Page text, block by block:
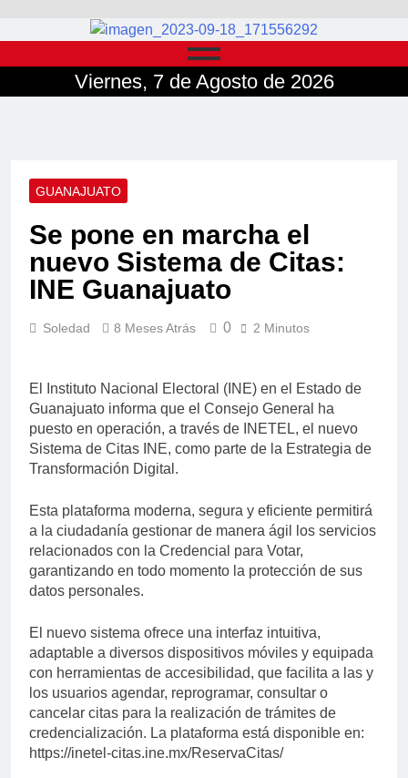
Viernes, 7 de Agosto de 2026
GUANAJUATO
Se pone en marcha el
nuevo Sistema de Citas:
INE Guanajuato
Soledad 8 Meses Atrás 0 2 Minutos
El Instituto Nacional Electoral (INE) en el Estado de
Guanajuato informa que el Consejo General ha
puesto en operación, a través de INETEL, el nuevo
Sistema de Citas INE, como parte de la Estrategia de
Transformación Digital.
Esta plataforma moderna, segura y eficiente permitirá
a la ciudadanía gestionar de manera ágil los servicios
relacionados con la Credencial para Votar,
garantizando en todo momento la protección de sus
datos personales.
El nuevo sistema ofrece una interfaz intuitiva,
adaptable a diversos dispositivos móviles y equipada
con herramientas de accesibilidad, que facilita a las y
los usuarios agendar, reprogramar, consultar o
cancelar citas para la realización de trámites de
credencialización. La plataforma está disponible en:
https://inetel-citas.ine.mx/ReservaCitas/